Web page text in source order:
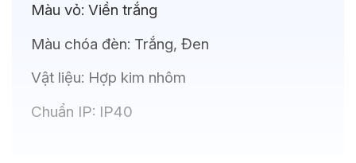
Màu vỏ: Viền trắng
Màu chóa đèn: Trắng, Đen
Vật liệu: Hợp kim nhôm
Chuẩn IP: IP40